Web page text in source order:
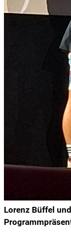
Lorenz Büffel